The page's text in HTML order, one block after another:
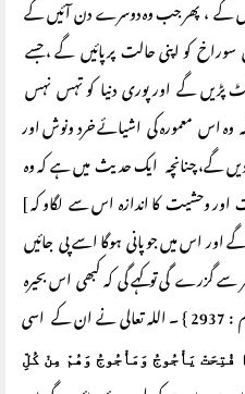
گے ، پھر جب وہ دوسرے دن آئیں گے
کو اپنی حالت پر پائیں گے ، جسے
پڑیں گے اور پوری دنیا کو تہس نہس
اس معمورہ کی اشیائے خرد ونوش اور
گے، چنانچہ ایک حدیث میں ہے کہ وہ
اور وحشیت کا اندازہ اس سے لگاو کہ ]
اس میں جو پانی ہوگا اسے پی جائیں
گی تو کہے گی کہ کبھی اس بحیرہ
میں بھی پانی رہا ہوگا ۔ الحدیث {صحیح مسلم : 2937 } ۔ اللہ تعالی نے ان کے اسی
فُتِحَتْ يَأْجُوجُ وَمَأْجُوجُ وَهُمْ مِنْ كُلِّ